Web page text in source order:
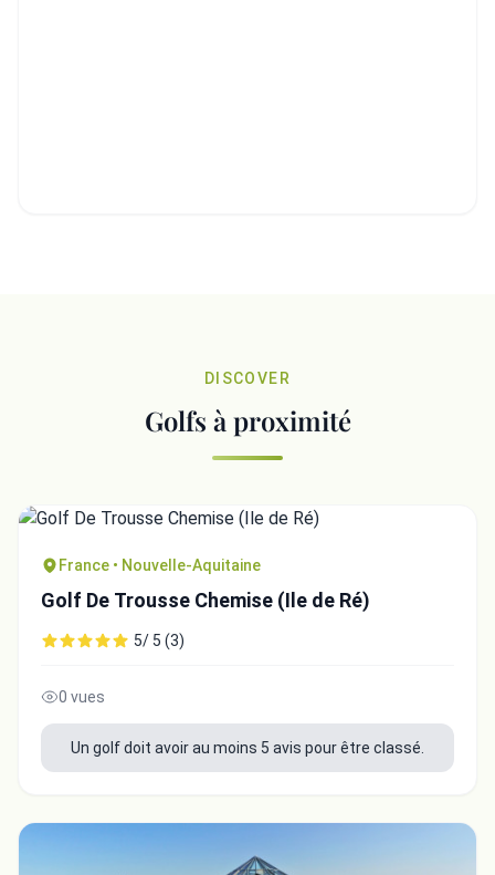
DISCOVER
Golfs à proximité
France • Nouvelle-Aquitaine
Golf De Trousse Chemise (Ile de Ré)
5/ 5 (3)
0 vues
Un golf doit avoir au moins 5 avis pour être classé.